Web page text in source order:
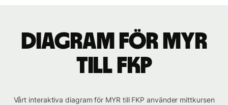
Diagram för MYR
till FKP
Vårt interaktiva diagram för MYR till FKP använder mittkursen